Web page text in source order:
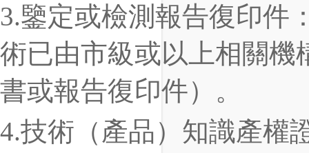
3.鑒定或檢測報告復印件
術已由市級或以上相關機
書或報告復印件）。
4.技術（產品）知識產權